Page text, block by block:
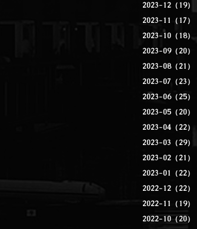
2023-12（19）
2023-11（17）
2023-10（18）
2023-09（20）
2023-08（21）
2023-07（23）
2023-06（25）
2023-05（20）
2023-04（22）
2023-03（29）
2023-02（21）
2023-01（22）
2022-12（22）
2022-11（19）
2022-10（20）